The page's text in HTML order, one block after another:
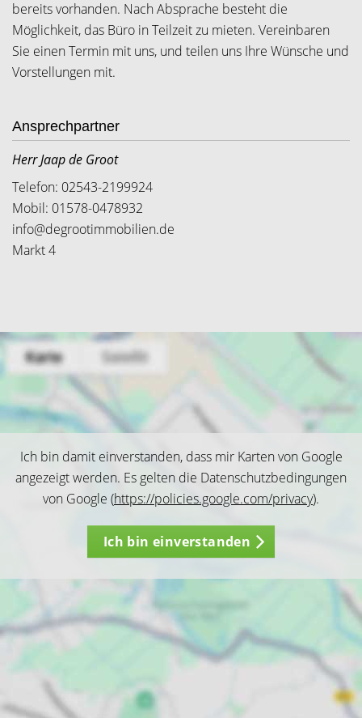
bereits vorhanden. Nach Absprache besteht die
Möglichkeit, das Büro in Teilzeit zu mieten. Vereinbaren
Sie einen Termin mit uns, und teilen uns Ihre Wünsche und
Vorstellungen mit.
Ansprechpartner
Herr Jaap de Groot
Telefon: 02543-2199924
Mobil: 01578-0478932
info@degrootimmobilien.de
Markt 4
Ich bin damit einverstanden, dass mir Karten von Google
angezeigt werden. Es gelten die Datenschutzbedingungen
von Google (https://policies.google.com/privacy).
Ich bin einverstanden